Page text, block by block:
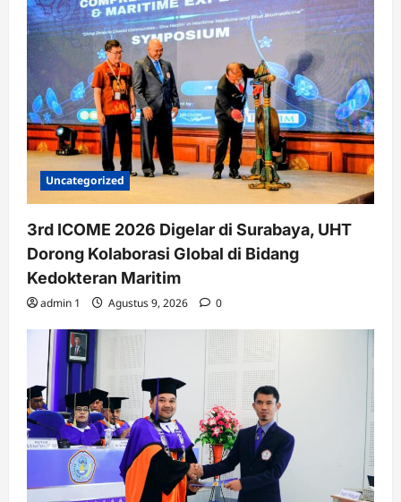
Uncategorized
3rd ICOME 2026 Digelar di Surabaya, UHT
Dorong Kolaborasi Global di Bidang
Kedokteran Maritim
admin 1 Agustus 9, 2026 0